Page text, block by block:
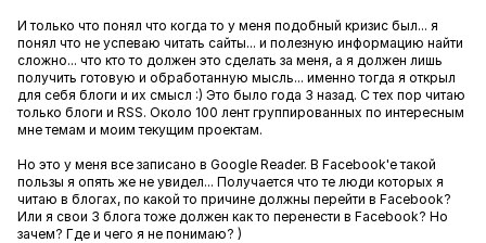
И только что понял что когда то у меня подобный кризис был... я
понял что не успеваю читать сайты... и полезную информацию найти
сложно... что кто то должен это сделать за меня, а я должен лишь
получить готовую и обработанную мысль... именно тогда я открыл
для себя блоги и их смысл :) Это было года 3 назад. С тех пор читаю
только блоги и RSS. Около 100 лент группированных по интересным
мне темам и моим текущим проектам.
Но это у меня все записано в Google Reader. В Facebook'е такой
пользы я опять же не увидел... Получается что те люди которых я
читаю в блогах, по какой то причине должны перейти в Facebook?
Или я свои 3 блога тоже должен как то перенести в Facebook? Но
зачем? Где и чего я не понимаю? )